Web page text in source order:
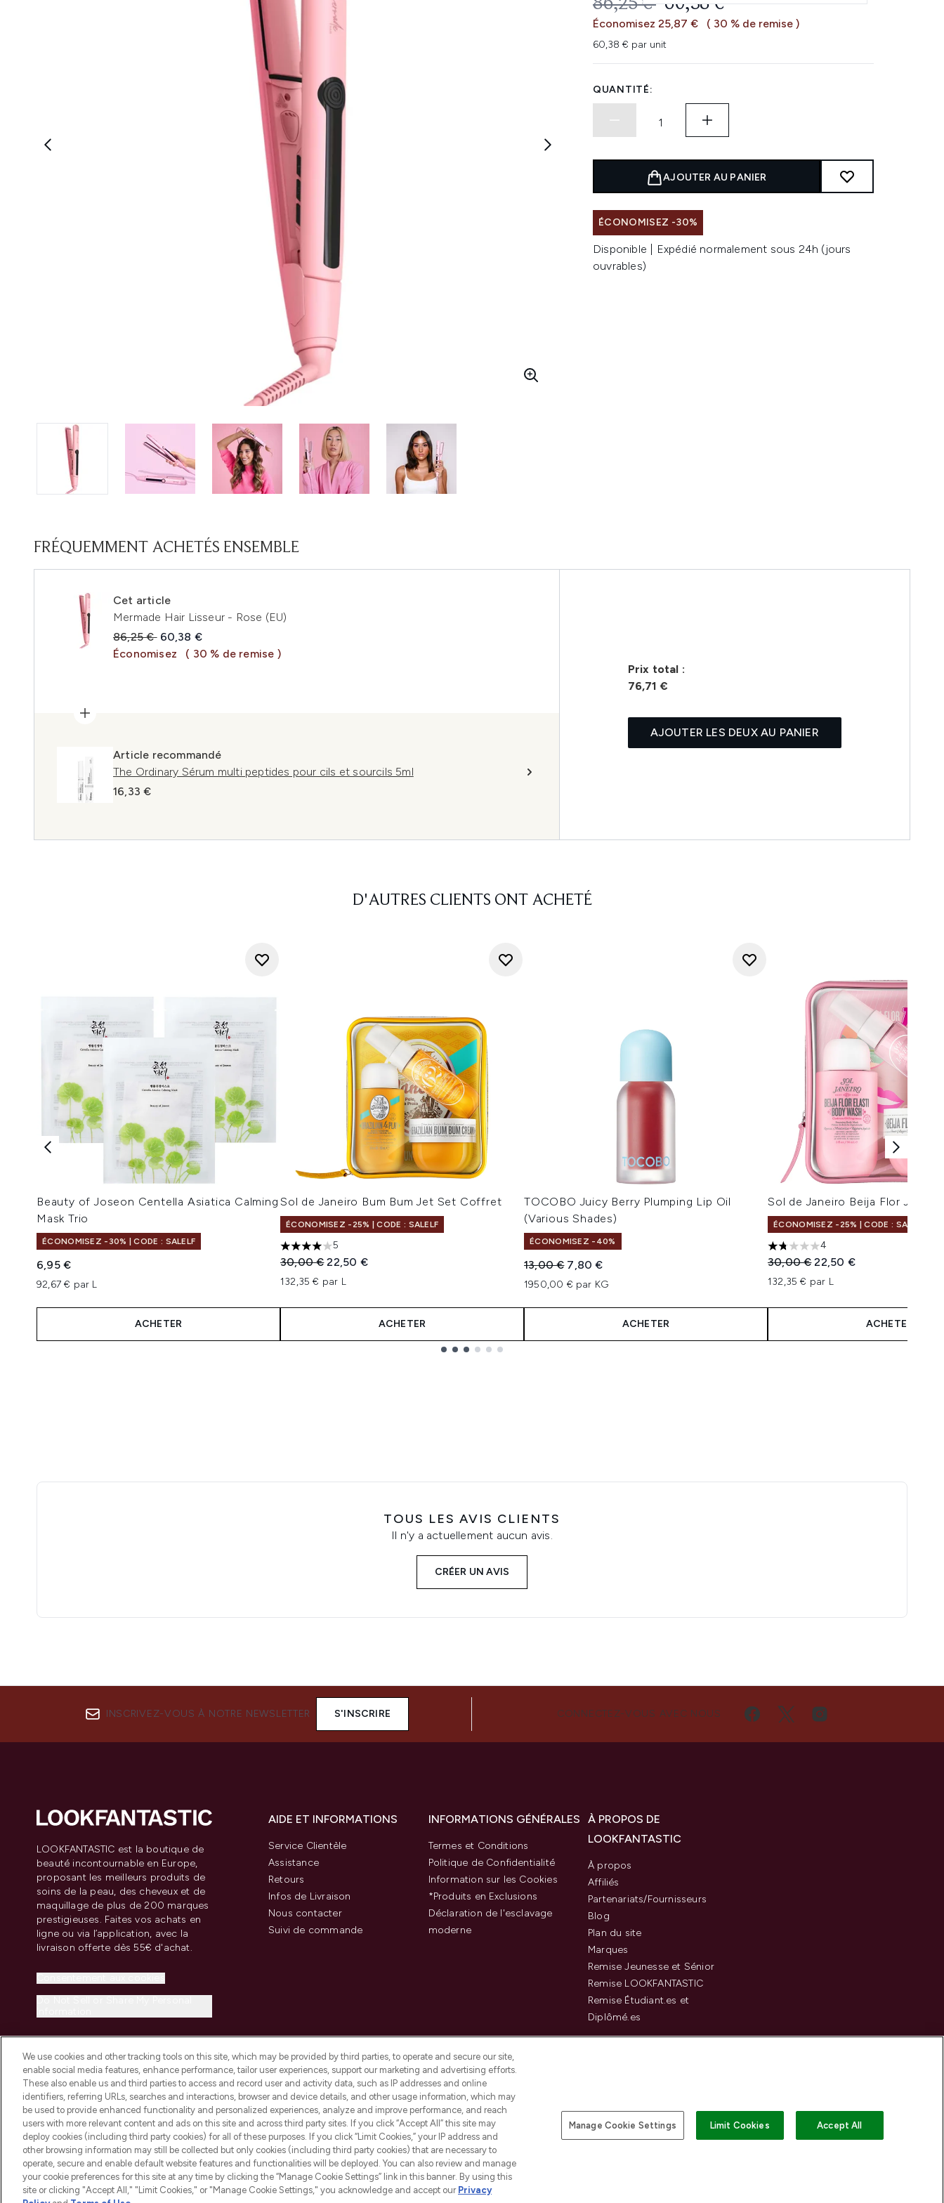
86,25 € 60,38 €
Économisez 25,87 € ( 30 % de remise )
60,38 € par unit
QUANTITÉ:
AJOUTER AU PANIER
ÉCONOMISEZ -30%
Disponible | Expédié normalement sous 24h (jours
ouvrables)
FRÉQUEMMENT ACHETÉS ENSEMBLE
Cet article
Mermade Hair Lisseur - Rose (EU)
Prix de vente :
86,25 € Prix ​​actuel :
60,38 €
Économisez
( 30 % de remise )
Article recommandé
The Ordinary Sérum multi peptides pour cils et sourcils 5ml
16,33 €
Prix ​​total :
76,71 €
AJOUTER LES DEUX AU PANIER
D'AUTRES CLIENTS ONT ACHETÉ
Beauty of Joseon Centella Asiatica Calming
Mask Trio
ÉCONOMISEZ -30% | CODE : SALELF
6,95 €
92,67 € par L
ACHETER
Sol de Janeiro Bum Bum Jet Set Coffret
ÉCONOMISEZ -25% | CODE : SALELF
4 étoiles sur un maximum de 5
5
Prix de vente :
30,00 €Prix ​​actuel :
22,50 €
132,35 € par L
ACHETER
TOCOBO Juicy Berry Plumping Lip Oil
(Various Shades)
ÉCONOMISEZ -40%
Prix de vente :
13,00 € Prix ​​actuel :
7,80 €
1950,00 € par KG
ACHETER
Sol de Janeiro Beija Flor Jet
ÉCONOMISEZ -25% | CODE : SALELF
1.75 étoiles sur un maximum de 5
4
Prix de vente :
30,00 €Prix ​​actuel :
22,50 €
132,35 € par L
ACHETER
TOUS LES AVIS CLIENTS
Il n'y a actuellement aucun avis.
CRÉER UN AVIS
INSCRIVEZ-VOUS À NOTRE NEWSLETTER S'INSCRIRE CONNECTEZ-VOUS AVEC NOUS
LOOKFANTASTIC est la boutique de
beauté incontournable en Europe,
proposant les meilleurs produits de
soins de la peau, des cheveux et de
maquillage de plus de 200 marques
prestigieuses. Faites vos achats en
ligne ou via l’application, avec la
livraison offerte dès 55€ d'achat.
AIDE ET INFORMATIONS
Service Clientèle
Assistance
Retours
Infos de Livraison
Nous contacter
Suivi de commande
INFORMATIONS GÉNÉRALES
Termes et Conditions
Politique de Confidentialité
Information sur les Cookies
*Produits en Exclusions
Déclaration de l'esclavage
moderne
À PROPOS DE
LOOKFANTASTIC
À propos
Affiliés
Partenariats/Fournisseurs
Blog
Plan du site
Marques
Remise Jeunesse et Sénior
Remise LOOKFANTASTIC
Remise Étudiant.es et
Diplômé.es
2026 THG Beauty Europe GmbH Maximilianstrasse 54 80538 Munich Payer en toute sécurité avec
We use cookies and other tracking tools on this site, which may be provided by third parties, to operate and secure our site,
enable social media features, enhance performance, tailor user experiences, support our marketing and advertising efforts.
These also enable us and third parties to access and record user and activity data, such as IP addresses and online
identifiers, referring URLs, searches and interactions, browser and device details, and other usage information, which may
be used to provide enhanced functionality and personalized experiences, analyze and improve performance, and reach
users with more relevant content and ads on this site and across third party sites. If you click “Accept All” this site may
deploy cookies (including third party cookies) for all of these purposes. If you click “Limit Cookies,” your IP address and
other browsing information may still be collected but only cookies (including third party cookies) that are necessary to
operate, secure and enable default website features and functionalities will be deployed. You can also review and manage
your cookie preferences for this site at any time by clicking the “Manage Cookie Settings” link in this banner. By using this
site or clicking "Accept All," "Limit Cookies," or "Manage Cookie Settings," you acknowledge and accept our Privacy
Manage Cookie Settings Limit Cookies Accept All